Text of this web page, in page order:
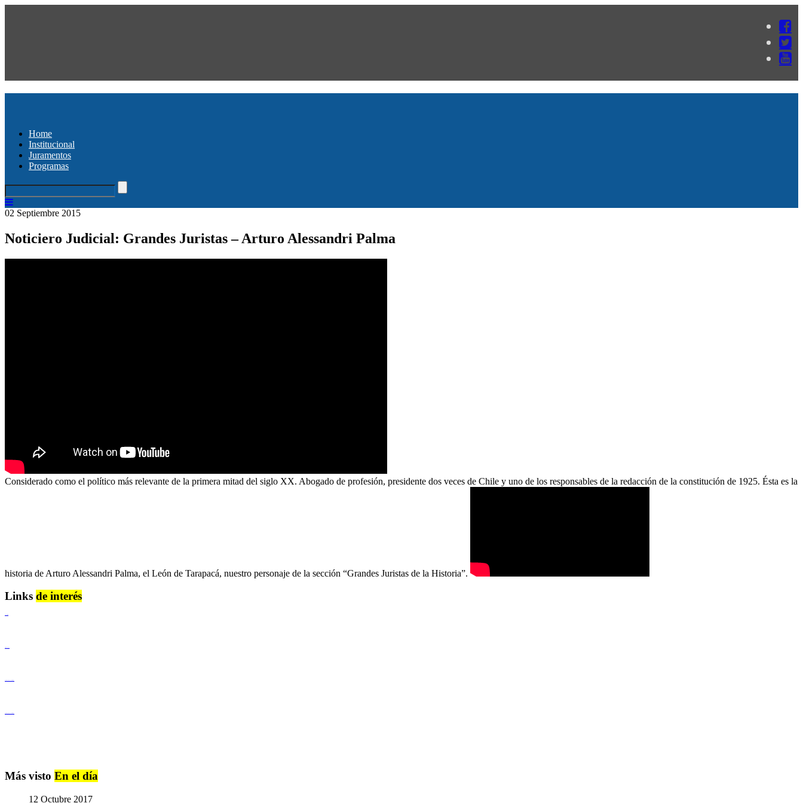
Home
Institucional
Juramentos
Programas
02 Septiembre 2015
Noticiero Judicial: Grandes Juristas – Arturo Alessandri Palma
Considerado como el político más relevante de la primera mitad del siglo XX. Abogado de profesión, presidente dos veces de Chile y uno de los responsables de la redacción de la constitución de 1925. Ésta es la
historia de Arturo Alessandri Palma, el León de Tarapacá, nuestro personaje de la sección “Grandes Juristas de la Historia”.
Links de interés
Más visto En el día
12 Octubre 2017